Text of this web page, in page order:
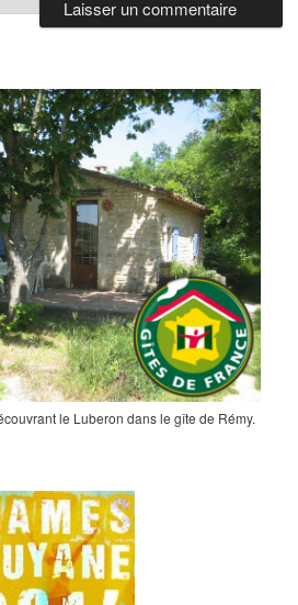
le Luberon dans le gîte de Rémy.